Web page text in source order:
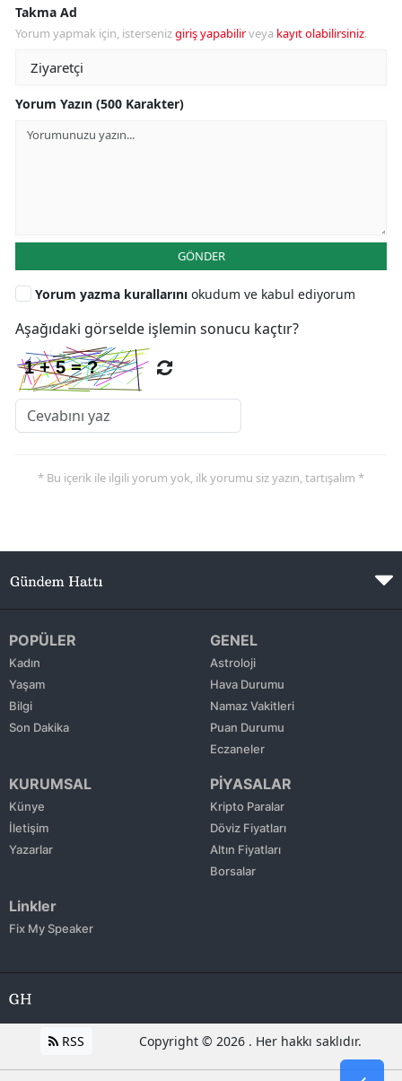
Takma Ad
Yorum yapmak için, istersenizgiriş yapabilirveya kayıt olabilirsiniz.
Yorum Yazın (500 Karakter)
GÖNDER
Yorum yazma kurallarını okudum ve kabul ediyorum
Aşağıdaki görselde işlemin sonucu kaçtır?
* Bu içerik ile ilgili yorum yok, ilk yorumu siz yazın, tartışalım *
POPÜLER
Kadın
Yaşam
Bilgi
Son Dakika
GENEL
Astroloji
Hava Durumu
Namaz Vakitleri
Puan Durumu
Eczaneler
KURUMSAL
Künye
İletişim
Yazarlar
PİYASALAR
Kripto Paralar
Döviz Fiyatları
Altın Fiyatları
Borsalar
Linkler
Fix My Speaker
RSS Copyright © 2026 . Her hakkı saklıdır.